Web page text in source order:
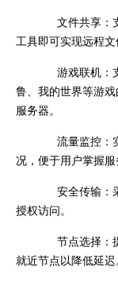
文件共享：
工具即可实现远程文
游戏联机：
鲁、我的世界等游
服务器。
流量监控：
况，便于用户掌握服
安全传输：
授权访问。
节点选择：
就近节点以降低延迟